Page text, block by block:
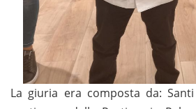
La giuria era composta da: